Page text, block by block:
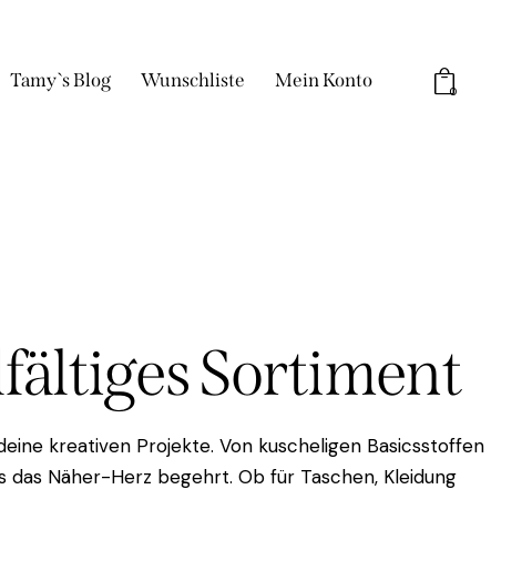
Tamy`s Blog Wunschliste Mein Konto 0
Sortiment
kreativen Projekte. Von kuscheligen Basicsstoffen
Näher-Herz begehrt. Ob für Taschen, Kleidung